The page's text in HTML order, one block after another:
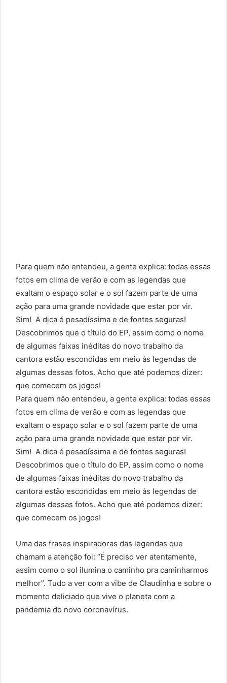
Para quem não entendeu, a gente explica: todas essas
fotos em clima de verão e com as legendas que
exaltam o espaço solar e o sol fazem parte de uma
ação para uma grande novidade que estar por vir.
Sim! A dica é pesadíssima e de fontes seguras!
Descobrimos que o título do EP, assim como o nome
de algumas faixas inéditas do novo trabalho da
cantora estão escondidas em meio às legendas de
algumas dessas fotos. Acho que até podemos dizer:
que comecem os jogos!
Para quem não entendeu, a gente explica: todas essas
fotos em clima de verão e com as legendas que
exaltam o espaço solar e o sol fazem parte de uma
ação para uma grande novidade que estar por vir.
Sim! A dica é pesadíssima e de fontes seguras!
Descobrimos que o título do EP, assim como o nome
de algumas faixas inéditas do novo trabalho da
cantora estão escondidas em meio às legendas de
algumas dessas fotos. Acho que até podemos dizer:
que comecem os jogos!
Uma das frases inspiradoras das legendas que
chamam a atenção foi: “É preciso ver atentamente,
assim como o sol ilumina o caminho pra caminharmos
melhor”. Tudo a ver com a vibe de Claudinha e sobre o
momento deliciado que vive o planeta com a
pandemia do novo coronavírus.